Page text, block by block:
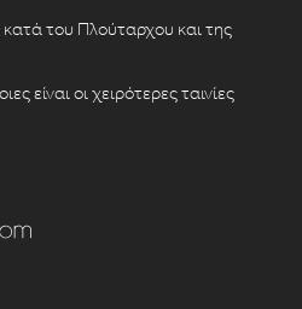
του Πλούταρχου και της
είναι οι χειρότερες ταινίες